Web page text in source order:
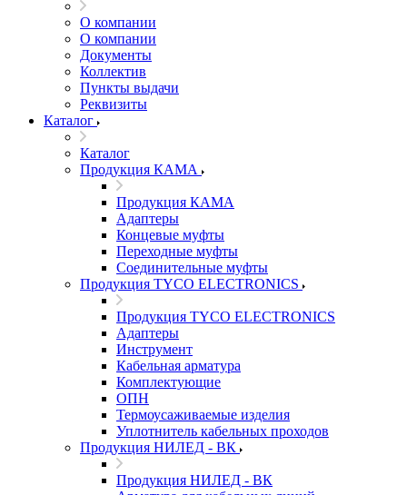
О компании
О компании
Документы
Коллектив
Пункты выдачи
Реквизиты
Каталог
Каталог
Продукция КАМА
Продукция КАМА
Адаптеры
Концевые муфты
Переходные муфты
Соединительные муфты
Продукция TYCO ELECTRONICS
Продукция TYCO ELECTRONICS
Адаптеры
Инструмент
Кабельная арматура
Комплектующие
ОПН
Термоусаживаемые изделия
Уплотнитель кабельных проходов
Продукция НИЛЕД - ВК
Продукция НИЛЕД - ВК